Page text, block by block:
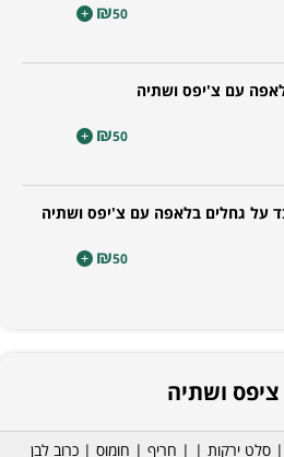
₪50
+
עם צ'יפס ושתיה
₪50
+
על גחלים בלאפה עם צ'יפס ושתיה
₪50
+
ושתיה
סלט ירקות | | חריף | חומוס | כרוב לבן